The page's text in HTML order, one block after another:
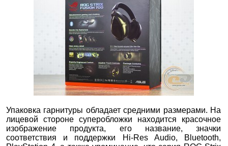
Упаковка гарнитуры обладает средними размерами. На
лицевой стороне суперобложки находится красочное
изображение продукта, его название, значки
соответствия и поддержки Hi-Res Audio, Bluetooth,